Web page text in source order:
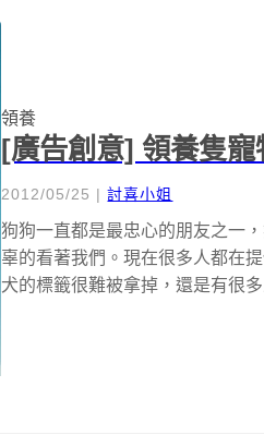
領養
[廣告創意] 領養隻
2012/05/25 |討喜小姐
狗狗一直都是最忠心的朋友之一
辜的看著我們。現在很多人都在
犬的標籤很難被拿掉，還是有很